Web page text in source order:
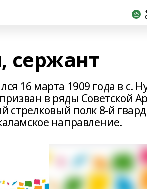
сержант
16 марта 1909 года в с.
в ряды Советской
стрелковый полк 8-й
направление.